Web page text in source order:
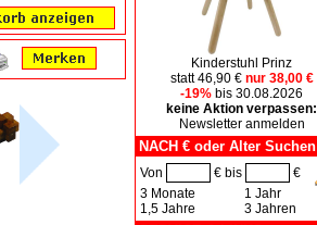
Kinderstuhl Prinz
statt 46,90 €nur 38,00 €
-19% bis 30.08.2026
keine Aktion verpassen:
Newsletter anmelden
NACH € oder Alter Suchen
Von € bis
€
3 Monate
1,5 Jahre
1 Jahr
3 Jahren